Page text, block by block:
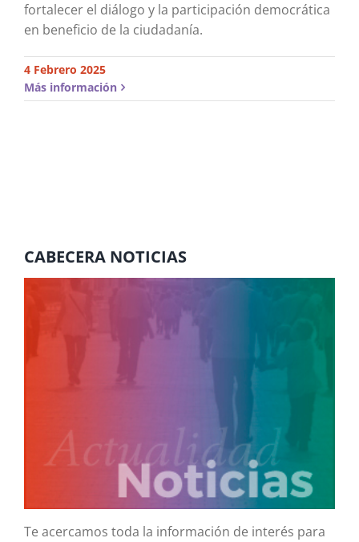
fortalecer el diálogo y la participación democrática
en beneficio de la ciudadanía.
4 Febrero 2025
Más información
CABECERA NOTICIAS
Te acercamos toda la información de interés para